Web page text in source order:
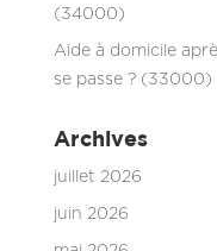
(34000)
Aide à domicile
se passe ? (33000)
Archives
juillet 2026
juin 2026